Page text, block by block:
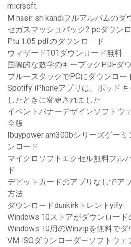
micrsoft
M nasir sri kandiフルアルバムのダ
セガスマッシュパック2 pcダウン
Ptu 1.05 pdfのダウンロード
ウィザード101ダウンロード無料
国際的な数学のキーブックPDFダ
ブルースタックでPCにダウンロー
Spotify iPhoneアプリは、ポッド
したときに変更されました
イベントバナーデザインソフトウ
全版
Ibuypower am300bシリーズゲー
ンロード
マイクロソフトエクセル無料フル
ド
デビットカードのアプリなしでア
方法
ダウンロードdunkirkトレントyify
Windows 10ストアがダウンロード
Windows 10用のWinzipを無料でダ
VM ISOダウンローダーソフトウェ